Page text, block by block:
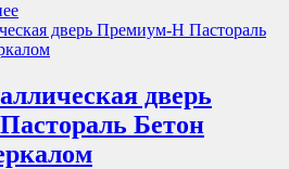
дверь
Бетон